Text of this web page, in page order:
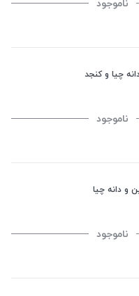
چیا و کنجد
ناموجود
و دانه چیا
ناموجود